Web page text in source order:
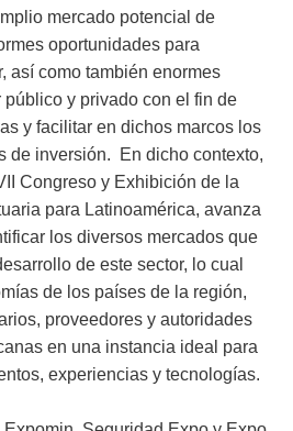
mercado potencial de
oportunidades para
así como también enormes
y privado con el fin de
y facilitar en dichos marcos los
de inversión.
En dicho contexto,
Congreso y Exhibición de la
para Latinoamérica, avanza
los diversos mercados que
de este sector, lo cual
de los países de la región,
proveedores y autoridades
en una instancia ideal para
experiencias y tecnologías.